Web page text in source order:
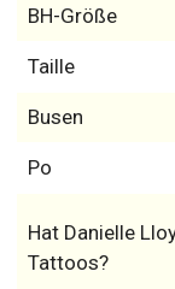
BH-Größe
Taille
Busen
Po
Hat Danielle
Tattoos?